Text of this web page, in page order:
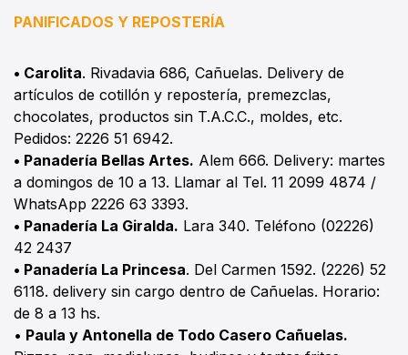
PANIFICADOS Y REPOSTERÍA
• Carolita. Rivadavia 686, Cañuelas. Delivery de
artículos de cotillón y repostería, premezclas,
chocolates, productos sin T.A.C.C., moldes, etc.
Pedidos: 2226 51 6942.
• Panadería Bellas Artes. Alem 666. Delivery: martes
a domingos de 10 a 13. Llamar al Tel. 11 2099 4874 /
WhatsApp 2226 63 3393.
• Panadería La Giralda. Lara 340. Teléfono (02226)
42 2437
• Panadería La Princesa. Del Carmen 1592. (2226) 52
6118. delivery sin cargo dentro de Cañuelas. Horario:
de 8 a 13 hs.
• Paula y Antonella de Todo Casero Cañuelas.